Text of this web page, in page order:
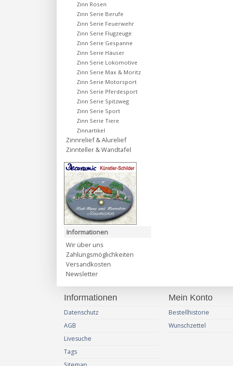
Zinn Rosen
Zinn Serie Berufe
Zinn Serie Feuerwehr
Zinn Serie Flugzeuge
Zinn Serie Gespanne
Zinn Serie Häuser
Zinn Serie Lokomotive
Zinn Serie Max & Moritz
Zinn Serie Motorsport
Zinn Serie Pferdesport
Zinn Serie Spitzweg
Zinn Serie Sport
Zinn Serie Tiere
Zinnartikel
Zinnrelief & Alurelief
Zinnteller & Wandtafel
Informationen
Wir über uns
Zahlungsmöglichkeiten
Versandkosten
Newsletter
Informationen
Datenschutz
AGB
Livesuche
Tags
Mein Konto
Bestellhistorie
Wunschzettel